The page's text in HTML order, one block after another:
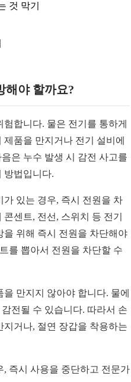
것 막기
해야 할까요?
합니다. 물은 전기를 통하게
품을 만지거나 전기 설비에
은 누수 발생 시 감전 사고를
방법입니다.
있는 경우, 즉시 전원을 차
센트, 전선, 스위치 등 전기
위해 즉시 전원을 차단해야
를 뽑아서 전원을 차단할 수
만지지 않아야 합니다. 물에
전될 수 있습니다. 따라서 손
거나, 절연 장갑을 착용하는
즉시 사용을 중단하고 전문가